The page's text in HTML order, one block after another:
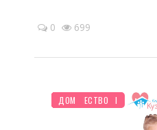
0 699
НОВОСТИ МИРА
ПЛАНИРОВАНИЕ
ДО ГОДА
ПОСЛЕ РОДОВ
МУЛЬТФИЛЬМЫ
ПРАЗДНИКИ
ПОКУПКИ
ШКОЛЬНИК
СЕМЬЯ
ЖИЛЬЕ
ДЕТЯМ
РЕБЕНОК
ТВОРЧЕСТВО
ДОМ